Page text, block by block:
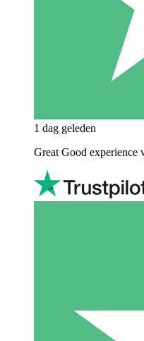
1 dag geleden
Great Good experience